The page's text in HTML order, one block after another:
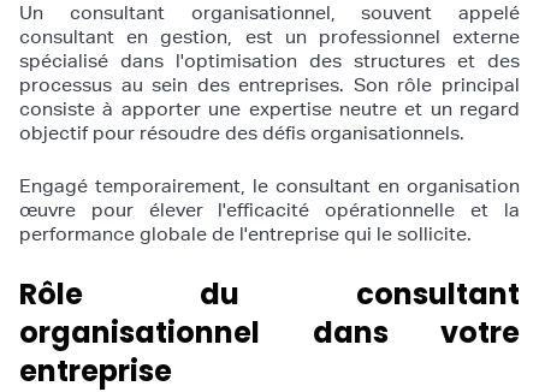
Un consultant organisationnel, souvent appelé
consultant en gestion, est un professionnel externe
spécialisé dans l'optimisation des structures et des
processus au sein des entreprises. Son rôle principal
consiste à apporter une expertise neutre et un regard
objectif pour résoudre des défis organisationnels.
Engagé temporairement, le consultant en organisation
œuvre pour élever l'efficacité opérationnelle et la
performance globale de l'entreprise qui le sollicite.
Rôle du consultant
organisationnel dans votre
entreprise